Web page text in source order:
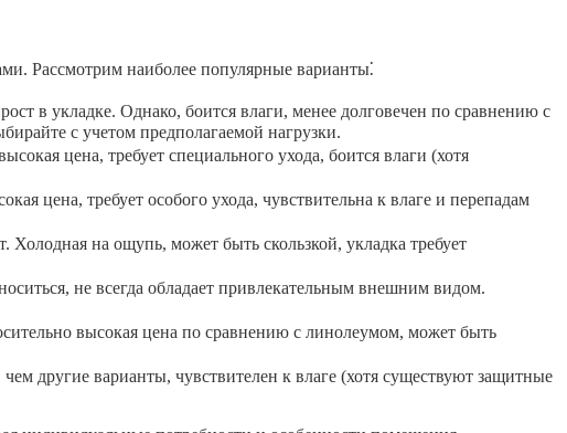
Рассмотрим наиболее популярные варианты⁚
в укладке. Однако, боится влаги, менее долговечен по сравнению с
с учетом предполагаемой нагрузки.
цена, требует специального ухода, боится влаги (хотя
цена, требует особого ухода, чувствительна к влаге и перепадам
Холодная на ощупь, может быть скользкой, укладка требует
не всегда обладает привлекательным внешним видом.
высокая цена по сравнению с линолеумом, может быть
варианты, чувствителен к влаге (хотя существуют защитные